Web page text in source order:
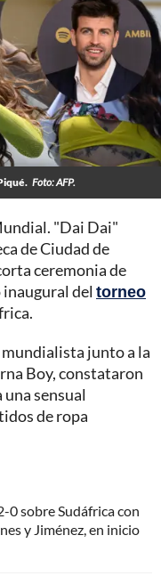
Foto: AFP.
"Dai Dai"
de Ciudad de
ceremonia de
del torneo
junto a la
Boy, constataron
una sensual
de ropa
0 sobre Sudáfrica con
y Jiménez, en inicio